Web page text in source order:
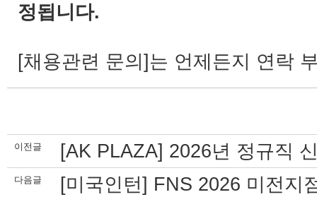
정됩니다.
[채용관련 문의]는 언제든지 연락
이전글 [AK PLAZA] 2026년 정규직
다음글
[미국인턴] FNS 2026 미전지